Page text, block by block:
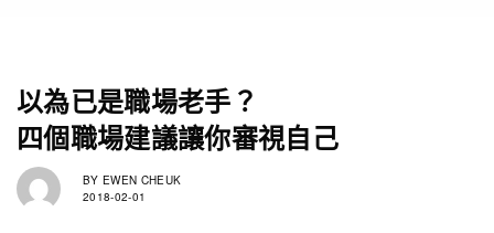
以為已是職場老手？
四個職場建議讓你審視自己
BY EWEN CHEUK
2018-02-01